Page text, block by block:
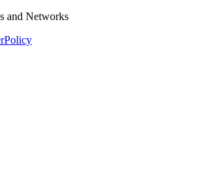
and Networks
Policy